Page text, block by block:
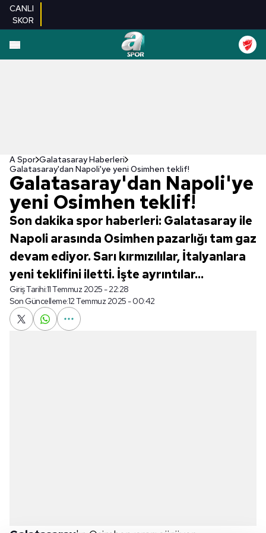
CANLI
SKOR
A Spor Galatasaray Haberleri
Galatasaray'dan Napoli'ye yeni Osimhen teklif!
Galatasaray'dan Napoli'ye
yeni Osimhen teklif!
Son dakika spor haberleri: Galatasaray ile
Napoli arasında Osimhen pazarlığı tam gaz
devam ediyor. Sarı kırmızılılar, İtalyanlara
yeni teklifini iletti. İşte ayrıntılar...
Giriş Tarihi:11 Temmuz 2025 - 22:28
Son Güncelleme:12 Temmuz 2025 - 00:42